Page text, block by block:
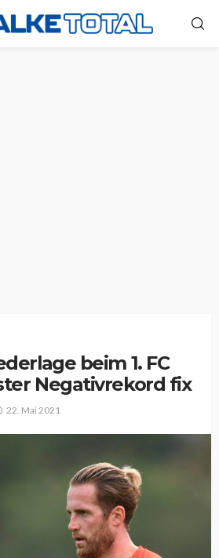
beim 1. FC
Negativrekord fix
22. Mai 2021